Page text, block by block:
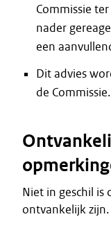
Commissie
nader
een
Dit advies
de Commissie.
Niet in geschil is
ontvankelijk zijn.